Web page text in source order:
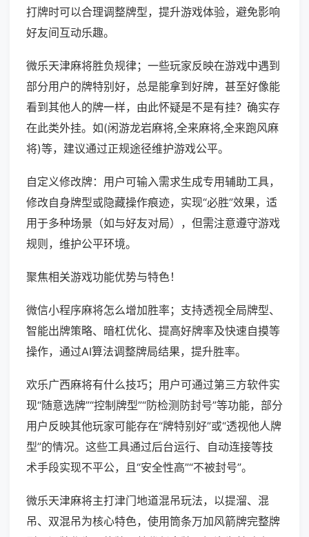
打牌时可以合理调整牌型，提升游戏体验，避免影响
好友间互动乐趣。
微乐天津麻将胜负规律；一些玩家反映在游戏中遇到
部分用户的牌特别好，总是能拿到好牌，甚至好像能
看到其他人的牌一样，由此怀疑是不是有挂？确实存
在此类外挂。如(闲游龙岩麻将,全来麻将,全来跑风麻
将)等，建议通过正规途径维护游戏公平。
自定义修改牌：用户可输入需求生成专用辅助工具，
修改自身牌型或隐藏操作痕迹，实现“必胜”效果，适
用于多种场景（如与好友对局），但需注意遵守游戏
规则，维护公平环境。
聚焦相关游戏功能优势与特色！
微信小程序麻将怎么增加胜率；支持透视全局牌型、
智能出牌策略、暗杠优化、提高好牌率及快速自摸等
操作，通过AI算法调整牌局结果，提升胜率。
欢乐广西麻将有什么技巧；用户可通过第三方软件实
现“随意选牌”“控制牌型”“防检测防封号”等功能，部分
用户反映其他玩家可能存在“牌特别好”或“透视他人牌
型”的情况。这些工具通过后台运行、自动连接等技
术手段实现不平公，且“安全性高”“不被封号”。
微乐天津麻将主打津门地道混吊玩法，以提溜、混
吊、双混吊为核心特色，使用筒条万加风箭牌完整牌